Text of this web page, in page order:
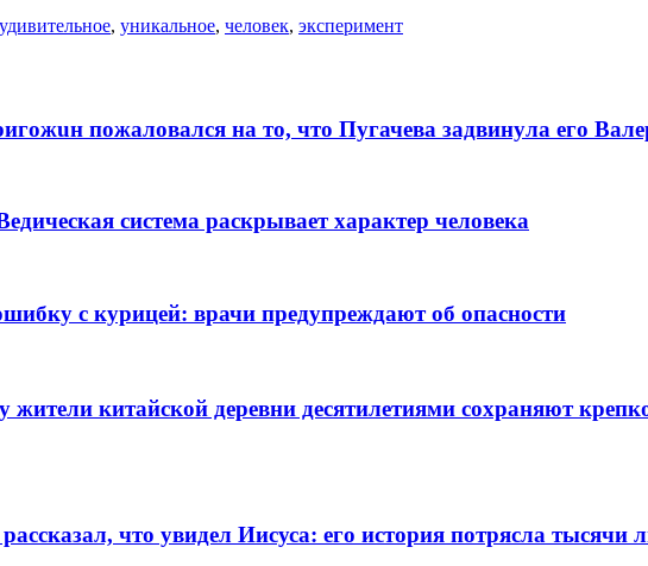
удивительное, уникальное, человек, эксперимент
пожалoвался на то, что Пугачева задвинула его
система раскрывает характер человека
с курицей: врачи предупреждают об опасности
китайской деревни десятилетиями сохраняют
что увидел Иисуса: его история потрясла тысячи